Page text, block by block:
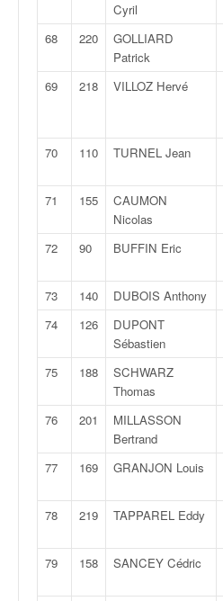
Cyril
68 220
GOLLIARD
Patrick
69 218 VILLOZ Hervé
70 110 TURNEL Jean
71 155
CAUMON
Nicolas
72 90 BUFFIN Eric
73 140 DUBOIS Anthony
74
126
DUPONT
Sébastien
75 188
SCHWARZ
Thomas
76 201
MILLASSON
Bertrand
77 169 GRANJON Louis
78 219 TAPPAREL Eddy
79 158 SANCEY Cédric